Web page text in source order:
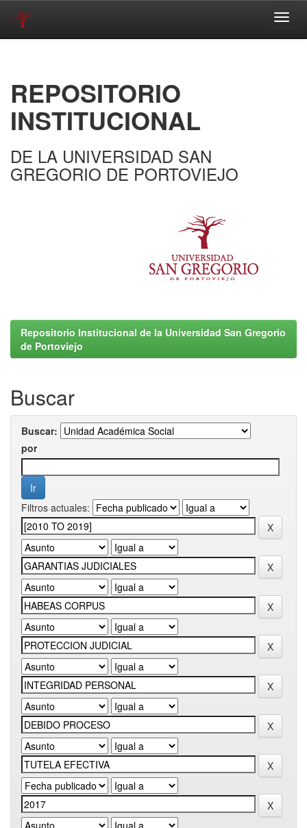
REPOSITORIO
INSTITUCIONAL
DE LA UNIVERSIDAD SAN
GREGORIO DE PORTOVIEJO
Repositorio Institucional de la Universidad San Gregorio
de Portoviejo
Buscar
Buscar:
por
Filtros actuales: